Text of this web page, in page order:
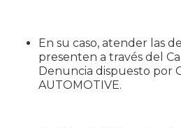
En su caso, atender las
presenten a través del
Denuncia dispuesto por
AUTOMOTIVE.